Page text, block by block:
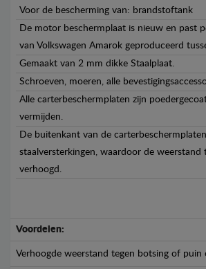
Voor de bescherming van: brandstoftank
De motor beschermplaat is nieuw en past
van Volkswagen Amarok geproduceerd
Gemaakt van 2 mm dikke Staalplaat.
Schroeven, moeren, alle
Alle carterbeschermplaten zijn
vermijden.
De buitenkant van de
staalversterkingen, waardoor de
verhoogd.
Voordelen:
Verhoogde weerstand tegen botsing of puin